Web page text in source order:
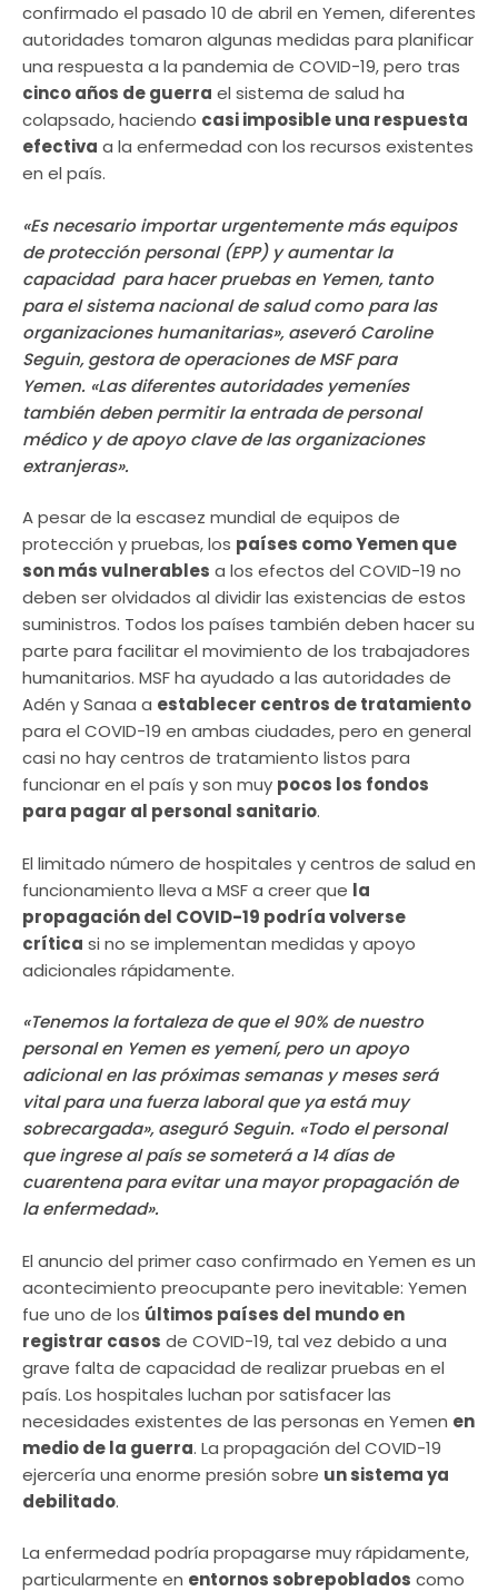
confirmado el pasado 10 de abril en Yemen, diferentes
autoridades tomaron algunas medidas para planificar
una respuesta a la pandemia de COVID-19, pero tras
cinco años de guerra el sistema de salud ha
colapsado, haciendo casi imposible una respuesta
efectiva a la enfermedad con los recursos existentes
en el país.
«Es necesario importar urgentemente más equipos
de protección personal (EPP) y aumentar la
capacidad para hacer pruebas en Yemen, tanto
para el sistema nacional de salud como para las
organizaciones humanitarias», aseveró Caroline
Seguin, gestora de operaciones de MSF para
Yemen. «Las diferentes autoridades yemeníes
también deben permitir la entrada de personal
médico y de apoyo clave de las organizaciones
extranjeras».
A pesar de la escasez mundial de equipos de
protección y pruebas, los países como Yemen que
son más vulnerables a los efectos del COVID-19 no
deben ser olvidados al dividir las existencias de estos
suministros. Todos los países también deben hacer su
parte para facilitar el movimiento de los trabajadores
humanitarios. MSF ha ayudado a las autoridades de
Adén y Sanaa a establecer centros de tratamiento
para el COVID-19 en ambas ciudades, pero en general
casi no hay centros de tratamiento listos para
funcionar en el país y son muy pocos los fondos
para pagar al personal sanitario.
El limitado número de hospitales y centros de salud en
funcionamiento lleva a MSF a creer que la
propagación del COVID-19 podría volverse
crítica si no se implementan medidas y apoyo
adicionales rápidamente.
«Tenemos la fortaleza de que el 90% de nuestro
personal en Yemen es yemení, pero un apoyo
adicional en las próximas semanas y meses será
vital para una fuerza laboral que ya está muy
sobrecargada», aseguró Seguin. «Todo el personal
que ingrese al país se someterá a 14 días de
cuarentena para evitar una mayor propagación de
la enfermedad».
El anuncio del primer caso confirmado en Yemen es un
acontecimiento preocupante pero inevitable: Yemen
fue uno de los últimos países del mundo en
registrar casos de COVID-19, tal vez debido a una
grave falta de capacidad de realizar pruebas en el
país. Los hospitales luchan por satisfacer las
necesidades existentes de las personas en Yemen en
medio de la guerra. La propagación del COVID-19
ejercería una enorme presión sobre un sistema ya
debilitado.
La enfermedad podría propagarse muy rápidamente,
particularmente en entornos sobrepoblados como